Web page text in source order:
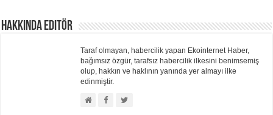
Hakkında Editör
Taraf olmayan, habercilik yapan Ekointernet Haber,
bağımsız özgür, tarafsız habercilik ilkesini benimsemiş
olup, hakkın ve haklının yanında yer almayı ilke
edinmiştir.